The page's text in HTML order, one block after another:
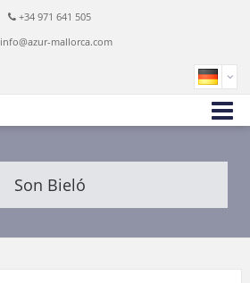
+34 971 641 505
info@azur-mallorca.com
Son Bieló